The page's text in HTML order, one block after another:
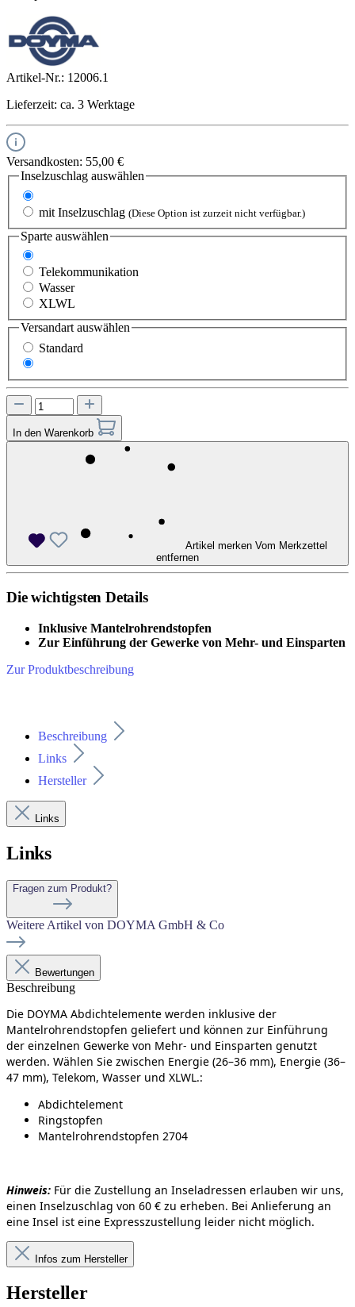
Artikel-Nr.: 12006.1
Lieferzeit: ca. 3 Werktage
Versandkosten: 55,00 €
Inselzuschlag auswählen
mit Inselzuschlag (Diese Option ist zurzeit nicht verfügbar.)
Sparte auswählen
Telekommunikation
Wasser
XLWL
Versandart auswählen
Standard
In den Warenkorb
Artikel merken Vom Merkzettel
entfernen
Die wichtigsten Details
Inklusive Mantelrohrendstopfen
Zur Einführung der Gewerke von Mehr- und Einsparten
Zur Produktbeschreibung
Beschreibung
Links
Hersteller
Links
Links
Fragen zum Produkt?
Weitere Artikel von DOYMA GmbH & Co
Bewertungen
Beschreibung
Die DOYMA Abdichtelemente werden inklusive der
Mantelrohrendstopfen geliefert und können zur Einführung
der einzelnen Gewerke von Mehr- und Einsparten genutzt
werden. Wählen Sie zwischen Energie (26–36 mm), Energie (36–
47 mm), Telekom, Wasser und XLWL.:
Abdichtelement
Ringstopfen
Mantelrohrendstopfen 2704
Hinweis: Für die Zustellung an Inseladressen erlauben wir uns,
einen Inselzuschlag von 60 € zu erheben. Bei Anlieferung an
eine Insel ist eine Expresszustellung leider nicht möglich.
Infos zum Hersteller
Hersteller